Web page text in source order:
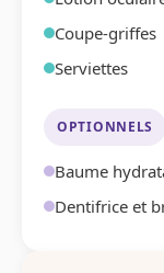
Coupe-griffes
Serviettes
OPTIONNELS
Baume
Dentifrice et